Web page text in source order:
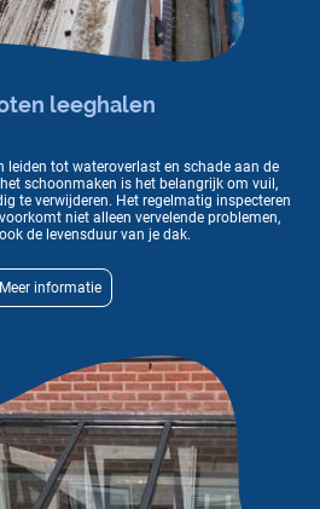
leeghalen
leiden tot wateroverlast en schade aan de
schoonmaken is het belangrijk om vuil,
te verwijderen. Het regelmatig inspecteren
niet alleen vervelende problemen,
de levensduur van je dak.
Meer informatie